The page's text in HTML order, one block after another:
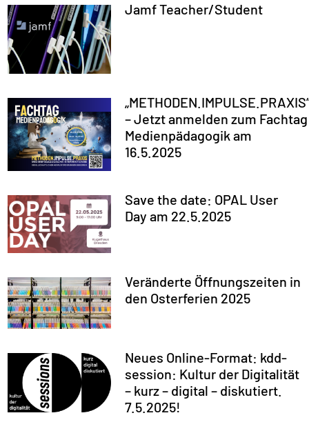
Jamf Teacher/Student
– Jetzt anmelden zum Fachtag
Medienpädagogik am
16.5.2025
Save the date: OPAL User
Day am 22.5.2025
Veränderte Öffnungszeiten in
den Osterferien 2025
Neues Online-Format: kdd-
session: Kultur der Digitalität
– kurz – digital – diskutiert.
7.5.2025!